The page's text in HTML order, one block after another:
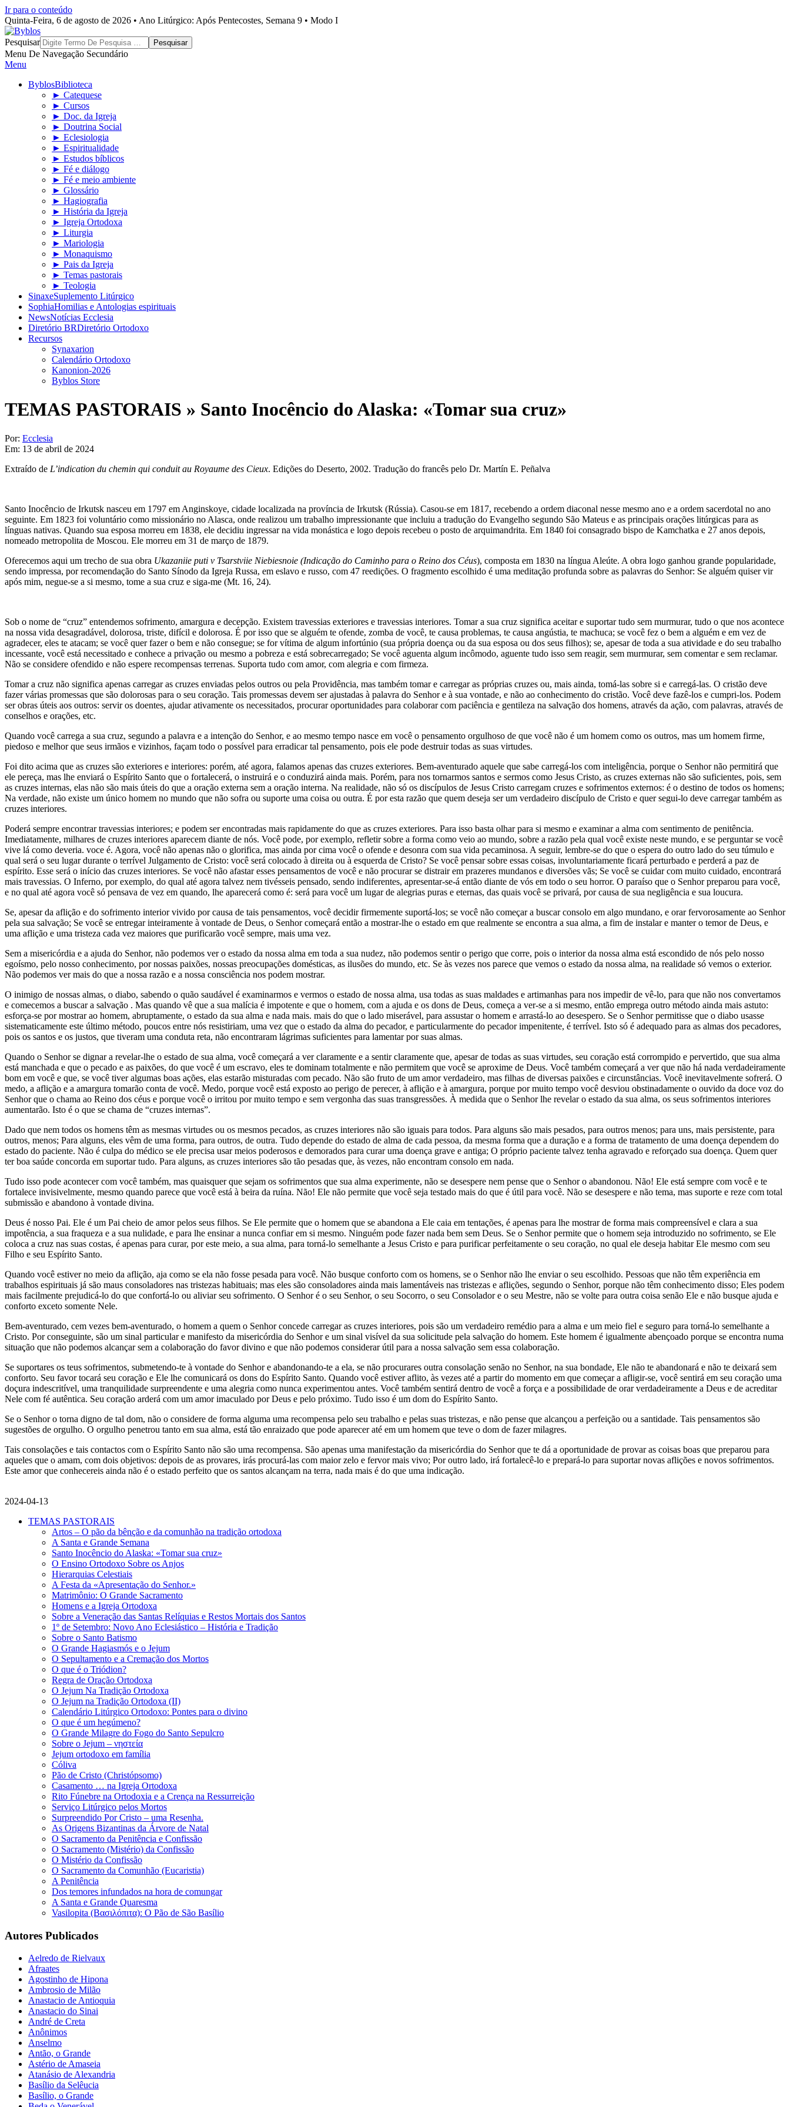
Ir para o conteúdo
Quinta-Feira, 6 de agosto de 2026 • Ano Litúrgico: Após Pentecostes, Semana 9 • Modo I
Byblos
Pesquisar
Menu De Navegação Secundário
Menu
ByblosBiblioteca
► Catequese
► Cursos
► Doc. da Igreja
► Doutrina Social
► Eclesiologia
► Espiritualidade
► Estudos bíblicos
► Fé e diálogo
► Fé e meio ambiente
► Glossário
► Hagiografia
► História da Igreja
► Igreja Ortodoxa
► Liturgia
► Mariologia
► Monaquismo
► Pais da Igreja
► Temas pastorais
► Teologia
SinaxeSuplemento Litúrgico
SophiaHomilias e Antologias espirituais
NewsNotícias Ecclesia
Diretório BRDiretório Ortodoxo
Recursos
Synaxarion
Calendário Ortodoxo
Kanonion-2026
Byblos Store
TEMAS PASTORAIS » Santo Inocêncio do Alaska: «Tomar sua cruz»
Por: Ecclesia
Em: 13 de abril de 2024
Extraído de L’indication du chemin qui conduit au Royaume des Cieux. Edições do Deserto, 2002. Tradução do francês pelo Dr. Martín E. Peñalva
Santo Inocêncio de Irkutsk nasceu em 1797 em Anginskoye, cidade localizada na província de Irkutsk (Rússia). Casou-se em 1817, recebendo a ordem diaconal nesse mesmo ano e a ordem sacerdotal no ano
seguinte. Em 1823 foi voluntário como missionário no Alasca, onde realizou um trabalho impressionante que incluiu a tradução do Evangelho segundo São Mateus e as principais orações litúrgicas para as
línguas nativas. Quando sua esposa morreu em 1838, ele decidiu ingressar na vida monástica e logo depois recebeu o posto de arquimandrita. Em 1840 foi consagrado bispo de Kamchatka e 27 anos depois,
nomeado metropolita de Moscou. Ele morreu em 31 de março de 1879.
Oferecemos aqui um trecho de sua obra Ukazaniie puti v Tsarstviie Niebiesnoie (Indicação do Caminho para o Reino dos Céus), composta em 1830 na língua Aleúte. A obra logo ganhou grande popularidade,
sendo impressa, por recomendação do Santo Sínodo da Igreja Russa, em eslavo e russo, com 47 reedições. O fragmento escolhido é uma meditação profunda sobre as palavras do Senhor: Se alguém quiser vir
após mim, negue-se a si mesmo, tome a sua cruz e siga-me (Mt. 16, 24).
Sob o nome de “cruz” entendemos sofrimento, amargura e decepção. Existem travessias exteriores e travessias interiores. Tomar a sua cruz significa aceitar e suportar tudo sem murmurar, tudo o que nos acontece
na nossa vida desagradável, dolorosa, triste, difícil e dolorosa. É por isso que se alguém te ofende, zomba de você, te causa problemas, te causa angústia, te machuca; se você fez o bem a alguém e em vez de
agradecer, eles te atacam; se você quer fazer o bem e não consegue; se for vítima de algum infortúnio (sua própria doença ou da sua esposa ou dos seus filhos); se, apesar de toda a sua atividade e do seu trabalho
incessante, você está necessitado e conhece a privação ou mesmo a pobreza e está sobrecarregado; Se você aguenta algum incômodo, aguente tudo isso sem reagir, sem murmurar, sem comentar e sem reclamar.
Não se considere ofendido e não espere recompensas terrenas. Suporta tudo com amor, com alegria e com firmeza.
Tomar a cruz não significa apenas carregar as cruzes enviadas pelos outros ou pela Providência, mas também tomar e carregar as próprias cruzes ou, mais ainda, tomá-las sobre si e carregá-las. O cristão deve
fazer várias promessas que são dolorosas para o seu coração. Tais promessas devem ser ajustadas à palavra do Senhor e à sua vontade, e não ao conhecimento do cristão. Você deve fazê-los e cumpri-los. Podem
ser obras úteis aos outros: servir os doentes, ajudar ativamente os necessitados, procurar oportunidades para colaborar com paciência e gentileza na salvação dos homens, através da ação, com palavras, através de
conselhos e orações, etc.
Quando você carrega a sua cruz, segundo a palavra e a intenção do Senhor, e ao mesmo tempo nasce em você o pensamento orgulhoso de que você não é um homem como os outros, mas um homem firme,
piedoso e melhor que seus irmãos e vizinhos, façam todo o possível para erradicar tal pensamento, pois ele pode destruir todas as suas virtudes.
Foi dito acima que as cruzes são exteriores e interiores: porém, até agora, falamos apenas das cruzes exteriores. Bem-aventurado aquele que sabe carregá-los com inteligência, porque o Senhor não permitirá que
ele pereça, mas lhe enviará o Espírito Santo que o fortalecerá, o instruirá e o conduzirá ainda mais. Porém, para nos tornarmos santos e sermos como Jesus Cristo, as cruzes externas não são suficientes, pois, sem
as cruzes internas, elas não são mais úteis do que a oração externa sem a oração interna. Na realidade, não só os discípulos de Jesus Cristo carregam cruzes e sofrimentos externos: é o destino de todos os homens;
Na verdade, não existe um único homem no mundo que não sofra ou suporte uma coisa ou outra. É por esta razão que quem deseja ser um verdadeiro discípulo de Cristo e quer segui-lo deve carregar também as
cruzes interiores.
Poderá sempre encontrar travessias interiores; e podem ser encontradas mais rapidamente do que as cruzes exteriores. Para isso basta olhar para si mesmo e examinar a alma com sentimento de penitência.
Imediatamente, milhares de cruzes interiores aparecem diante de nós. Você pode, por exemplo, refletir sobre a forma como veio ao mundo, sobre a razão pela qual você existe neste mundo, e se perguntar se você
vive lá como deveria. voce é. Agora, você não apenas não o glorifica, mas ainda por cima você o ofende e desonra com sua vida pecaminosa. A seguir, lembre-se do que o espera do outro lado do seu túmulo e
qual será o seu lugar durante o terrível Julgamento de Cristo: você será colocado à direita ou à esquerda de Cristo? Se você pensar sobre essas coisas, involuntariamente ficará perturbado e perderá a paz de
espírito. Esse será o início das cruzes interiores. Se você não afastar esses pensamentos de você e não procurar se distrair em prazeres mundanos e diversões vãs; Se você se cuidar com muito cuidado, encontrará
mais travessias. O Inferno, por exemplo, do qual até agora talvez nem tivésseis pensado, sendo indiferentes, apresentar-se-á então diante de vós em todo o seu horror. O paraíso que o Senhor preparou para você,
e no qual até agora você só pensava de vez em quando, lhe aparecerá como é: será para você um lugar de alegrias puras e eternas, das quais você se privará, por causa de sua negligência e sua loucura.
Se, apesar da aflição e do sofrimento interior vivido por causa de tais pensamentos, você decidir firmemente suportá-los; se você não começar a buscar consolo em algo mundano, e orar fervorosamente ao Senhor
pela sua salvação; Se você se entregar inteiramente à vontade de Deus, o Senhor começará então a mostrar-lhe o estado em que realmente se encontra a sua alma, a fim de instalar e manter o temor de Deus, e
uma aflição e uma tristeza cada vez maiores que purificarão você sempre, mais uma vez.
Sem a misericórdia e a ajuda do Senhor, não podemos ver o estado da nossa alma em toda a sua nudez, não podemos sentir o perigo que corre, pois o interior da nossa alma está escondido de nós pelo nosso
egoísmo, pelo nosso conhecimento, por nossas paixões, nossas preocupações domésticas, as ilusões do mundo, etc. Se às vezes nos parece que vemos o estado da nossa alma, na realidade só vemos o exterior.
Não podemos ver mais do que a nossa razão e a nossa consciência nos podem mostrar.
O inimigo de nossas almas, o diabo, sabendo o quão saudável é examinarmos e vermos o estado de nossa alma, usa todas as suas maldades e artimanhas para nos impedir de vê-lo, para que não nos convertamos
e comecemos a buscar a salvação . Mas quando vê que a sua malícia é impotente e que o homem, com a ajuda e os dons de Deus, começa a ver-se a si mesmo, então emprega outro método ainda mais astuto:
esforça-se por mostrar ao homem, abruptamente, o estado da sua alma e nada mais. mais do que o lado miserável, para assustar o homem e arrastá-lo ao desespero. Se o Senhor permitisse que o diabo usasse
sistematicamente este último método, poucos entre nós resistiriam, uma vez que o estado da alma do pecador, e particularmente do pecador impenitente, é terrível. Isto só é adequado para as almas dos pecadores,
pois os santos e os justos, que tiveram uma conduta reta, não encontraram lágrimas suficientes para lamentar por suas almas.
Quando o Senhor se dignar a revelar-lhe o estado de sua alma, você começará a ver claramente e a sentir claramente que, apesar de todas as suas virtudes, seu coração está corrompido e pervertido, que sua alma
está manchada e que o pecado e as paixões, do que você é um escravo, eles te dominam totalmente e não permitem que você se aproxime de Deus. Você também começará a ver que não há nada verdadeiramente
bom em você e que, se você tiver algumas boas ações, elas estarão misturadas com pecado. Não são fruto de um amor verdadeiro, mas filhas de diversas paixões e circunstâncias. Você inevitavelmente sofrerá. O
medo, a aflição e a amargura tomarão conta de você. Medo, porque você está exposto ao perigo de perecer, à aflição e à amargura, porque por muito tempo você desviou obstinadamente o ouvido da doce voz do
Senhor que o chama ao Reino dos céus e porque você o irritou por muito tempo e sem vergonha das suas transgressões. À medida que o Senhor lhe revelar o estado da sua alma, os seus sofrimentos interiores
aumentarão. Isto é o que se chama de “cruzes internas”.
Dado que nem todos os homens têm as mesmas virtudes ou os mesmos pecados, as cruzes interiores não são iguais para todos. Para alguns são mais pesados, para outros menos; para uns, mais persistente, para
outros, menos; Para alguns, eles vêm de uma forma, para outros, de outra. Tudo depende do estado de alma de cada pessoa, da mesma forma que a duração e a forma de tratamento de uma doença dependem do
estado do paciente. Não é culpa do médico se ele precisa usar meios poderosos e demorados para curar uma doença grave e antiga; O próprio paciente talvez tenha agravado e reforçado sua doença. Quem quer
ter boa saúde concorda em suportar tudo. Para alguns, as cruzes interiores são tão pesadas que, às vezes, não encontram consolo em nada.
Tudo isso pode acontecer com você também, mas quaisquer que sejam os sofrimentos que sua alma experimente, não se desespere nem pense que o Senhor o abandonou. Não! Ele está sempre com você e te
fortalece invisivelmente, mesmo quando parece que você está à beira da ruína. Não! Ele não permite que você seja testado mais do que é útil para você. Não se desespere e não tema, mas suporte e reze com total
submissão e abandono à vontade divina.
Deus é nosso Pai. Ele é um Pai cheio de amor pelos seus filhos. Se Ele permite que o homem que se abandona a Ele caia em tentações, é apenas para lhe mostrar de forma mais compreensível e clara a sua
impotência, a sua fraqueza e a sua nulidade, e para lhe ensinar a nunca confiar em si mesmo. Ninguém pode fazer nada bem sem Deus. Se o Senhor permite que o homem seja introduzido no sofrimento, se Ele
coloca a cruz nas suas costas, é apenas para curar, por este meio, a sua alma, para torná-lo semelhante a Jesus Cristo e para purificar perfeitamente o seu coração, no qual ele deseja habitar Ele mesmo com seu
Filho e seu Espírito Santo.
Quando você estiver no meio da aflição, aja como se ela não fosse pesada para você. Não busque conforto com os homens, se o Senhor não lhe enviar o seu escolhido. Pessoas que não têm experiência em
trabalhos espirituais já são maus consoladores nas tristezas habituais; mas eles são consoladores ainda mais lamentáveis ​​nas tristezas e aflições, segundo o Senhor, porque não têm conhecimento disso; Eles podem
mais facilmente prejudicá-lo do que confortá-lo ou aliviar seu sofrimento. O Senhor é o seu Senhor, o seu Socorro, o seu Consolador e o seu Mestre, não se volte para outra coisa senão Ele e não busque ajuda e
conforto exceto somente Nele.
Bem-aventurado, cem vezes bem-aventurado, o homem a quem o Senhor concede carregar as cruzes interiores, pois são um verdadeiro remédio para a alma e um meio fiel e seguro para torná-lo semelhante a
Cristo. Por conseguinte, são um sinal particular e manifesto da misericórdia do Senhor e um sinal visível da sua solicitude pela salvação do homem. Este homem é igualmente abençoado porque se encontra numa
situação que não podemos alcançar sem a colaboração do favor divino e que não podemos considerar útil para a nossa salvação sem essa colaboração.
Se suportares os teus sofrimentos, submetendo-te à vontade do Senhor e abandonando-te a ela, se não procurares outra consolação senão no Senhor, na sua bondade, Ele não te abandonará e não te deixará sem
conforto. Seu favor tocará seu coração e Ele lhe comunicará os dons do Espírito Santo. Quando você estiver aflito, às vezes até a partir do momento em que começar a afligir-se, você sentirá em seu coração uma
doçura indescritível, uma tranquilidade surpreendente e uma alegria como nunca experimentou antes. Você também sentirá dentro de você a força e a possibilidade de orar verdadeiramente a Deus e de acreditar
Nele com fé autêntica. Seu coração arderá com um amor imaculado por Deus e pelo próximo. Tudo isso é um dom do Espírito Santo.
Se o Senhor o torna digno de tal dom, não o considere de forma alguma uma recompensa pelo seu trabalho e pelas suas tristezas, e não pense que alcançou a perfeição ou a santidade. Tais pensamentos são
sugestões de orgulho. O orgulho penetrou tanto em sua alma, está tão enraizado que pode aparecer até em um homem que teve o dom de fazer milagres.
Tais consolações e tais contactos com o Espírito Santo não são uma recompensa. São apenas uma manifestação da misericórdia do Senhor que te dá a oportunidade de provar as coisas boas que preparou para
aqueles que o amam, com dois objetivos: depois de as provares, irás procurá-las com maior zelo e fervor mais vivo; Por outro lado, irá fortalecê-lo e prepará-lo para suportar novas aflições e novos sofrimentos.
Este amor que conhecereis ainda não é o estado perfeito que os santos alcançam na terra, nada mais é do que uma indicação.
2024-04-13
TEMAS PASTORAIS
Artos – O pão da bênção e da comunhão na tradição ortodoxa
A Santa e Grande Semana
Santo Inocêncio do Alaska: «Tomar sua cruz»
O Ensino Ortodoxo Sobre os Anjos
Hierarquias Celestiais
A Festa da «Apresentação do Senhor.»
Matrimônio: O Grande Sacramento
Homens e a Igreja Ortodoxa
Sobre a Veneração das Santas Relíquias e Restos Mortais dos Santos
1º de Setembro: Novo Ano Eclesiástico – História e Tradição
Sobre o Santo Batismo
O Grande Hagiasmós e o Jejum
O Sepultamento e a Cremação dos Mortos
O que é o Triódion?
Regra de Oração Ortodoxa
O Jejum Na Tradição Ortodoxa
O Jejum na Tradição Ortodoxa (II)
Calendário Litúrgico Ortodoxo: Pontes para o divino
O que é um hegúmeno?
O Grande Milagre do Fogo do Santo Sepulcro
Sobre o Jejum – νηστεία
Jejum ortodoxo em família
Cóliva
Pão de Cristo (Christópsomo)
Casamento … na Igreja Ortodoxa
Rito Fúnebre na Ortodoxia e a Crença na Ressurreição
Serviço Litúrgico pelos Mortos
Surpreendido Por Cristo – uma Resenha.
As Origens Bizantinas da Árvore de Natal
O Sacramento da Penitência e Confissão
O Sacramento (Mistério) da Confissão
O Mistério da Confissão
O Sacramento da Comunhão (Eucaristia)
A Penitência
Dos temores infundados na hora de comungar
A Santa e Grande Quaresma
Vasilopita (Βασιλόπιτα): O Pão de São Basílio
Autores Publicados
Aelredo de Rielvaux
Afraates
Agostinho de Hipona
Ambrosio de Milão
Anastacio de Antioquia
Anastacio do Sinai
André de Creta
Anônimos
Anselmo
Antão, o Grande
Astério de Amaseia
Atanásio de Alexandria
Basílio da Selêucia
Basílio, o Grande